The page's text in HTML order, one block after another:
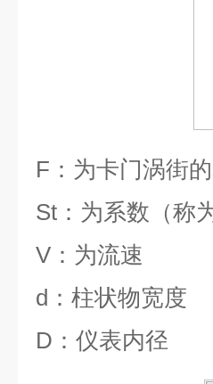
F ：为卡门涡街
St ：为系数（称
V ：为流速
d ：柱状物宽度
D ：仪表内径